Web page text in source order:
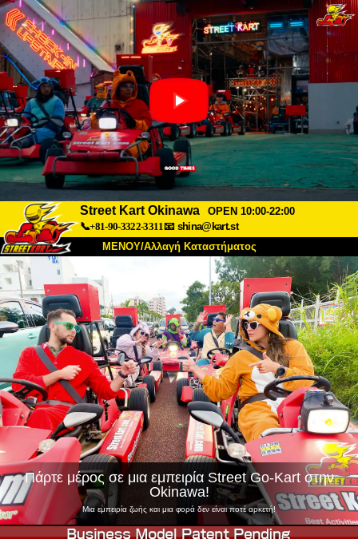
Street Kart Okinawa
OPEN 10:00-22:00
📞+81-90-3322-3311📧 shina@kart.st
ΜΕΝΟΥ/Αλλαγή Καταστήματος
Σχετικά Προδιαγραφές Τιμές
Πρόσβαση Αναφορές Συχνές Ερωτήσεις
Εταιρεία Κράτηση
Αλλαγή Καταστήματος
Τόκιο Σινάγαουα #1 Τόκιο Ακίχαμπαρα #1
Τόκιο Ακίχαμπαρα #2 Τόκιο Σιμπούγια
Τόκιο Σιμπούγια Annex Τόκιο Κόλπος
Τόκιο Ασακούσα Οσάκα
Οκινάουα
Πάρτε μέρος σε μια εμπειρία Street Go-Kart στην
Okinawa!
Μια εμπειρία ζωής και μια φορά δεν είναι ποτέ αρκετή!